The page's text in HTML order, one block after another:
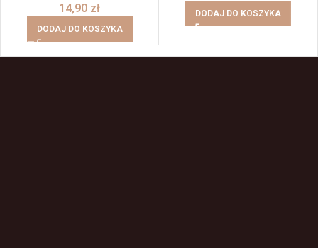
14,90 zł
DODAJ DO KOSZYKA
DODAJ DO KOSZYKA